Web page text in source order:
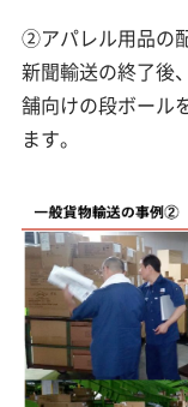
②アパレル用品の
新聞輸送の終了後
舗向けの段ボール
ます。